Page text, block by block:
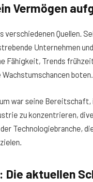
Vermögen
verschiedenen Quellen.
Unternehmen
Fähigkeit, Trends
boten.
war seine Bereitschaft,
zu konzentrieren,
Technologiebranche,
Die aktuellen